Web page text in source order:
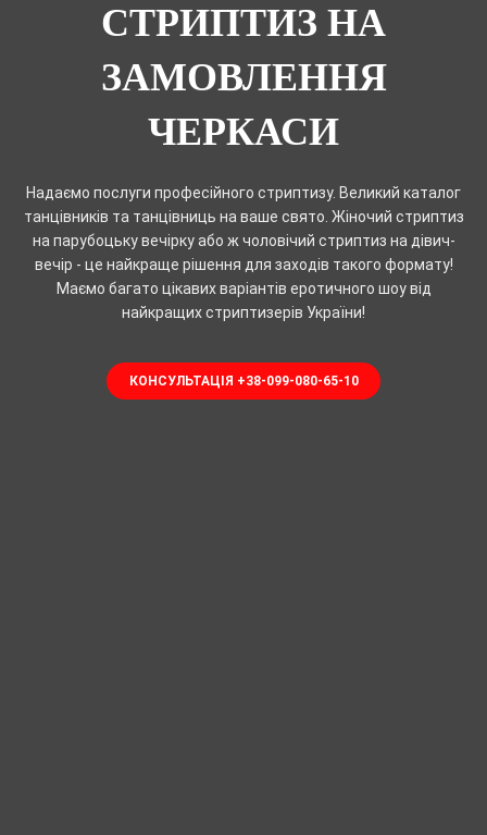
СТРИПТИЗ НА
ЗАМОВЛЕННЯ
ЧЕРКАСИ
Надаємо послуги професійного стриптизу. Великий каталог
танцівників та танцівниць на ваше свято. Жіночий стриптиз
на парубоцьку вечірку або ж чоловічий стриптиз на дівич-
вечір - це найкраще рішення для заходів такого формату!
Маємо багато цікавих варіантів еротичного шоу від
найкращих стриптизерів України!
КОНСУЛЬТАЦІЯ +38-099-080-65-10